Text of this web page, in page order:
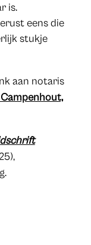
is.
eens die
stukje
aan notaris